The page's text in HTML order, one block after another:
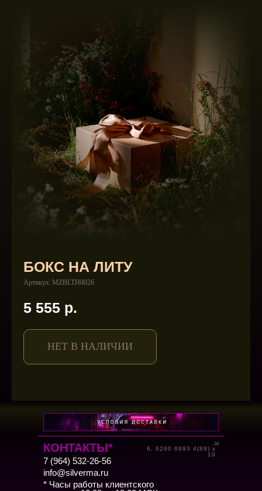
активировать
наклейки-
артефакты и как
вести записи,
чтобы запустить
нужные процессы.
БОКС НА ЛИТУ
Артикул: MZBLTH0026
5 555 р.
НЕТ В НАЛИЧИИ
7 (964) 532-26-56
info@silverma.ru
* Часы работы клиентского
КОНТАКТЫ*
6, 6260 6993 4(89) x
10
-34